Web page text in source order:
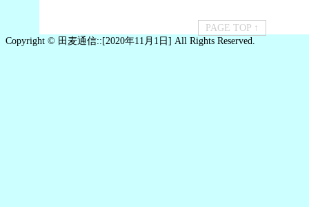
PAGE TOP ↑
Copyright © 田麦通信::[2020年11月1日] All Rights Reserved.